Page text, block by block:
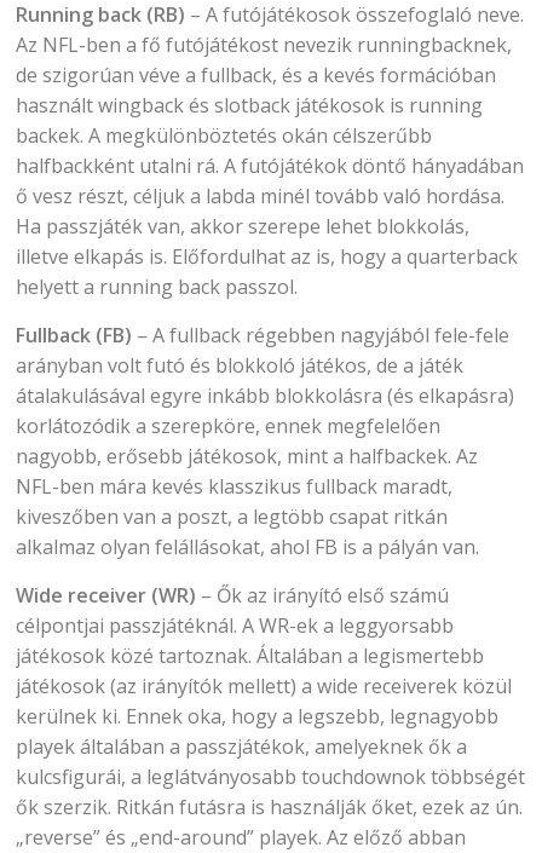
Running back (RB) – A futójátékosok összefoglaló neve.
Az NFL-ben a fő futójátékost nevezik runningbacknek,
de szigorúan véve a fullback, és a kevés formációban
használt wingback és slotback játékosok is running
backek. A megkülönböztetés okán célszerűbb
halfbackként utalni rá. A futójátékok döntő hányadában
ő vesz részt, céljuk a labda minél tovább való hordása.
Ha passzjáték van, akkor szerepe lehet blokkolás,
illetve elkapás is. Előfordulhat az is, hogy a quarterback
helyett a running back passzol.
Fullback (FB) – A fullback régebben nagyjából fele-fele
arányban volt futó és blokkoló játékos, de a játék
átalakulásával egyre inkább blokkolásra (és elkapásra)
korlátozódik a szerepköre, ennek megfelelően
nagyobb, erősebb játékosok, mint a halfbackek. Az
NFL-ben mára kevés klasszikus fullback maradt,
kiveszőben van a poszt, a legtöbb csapat ritkán
alkalmaz olyan felállásokat, ahol FB is a pályán van.
Wide receiver (WR) – Ők az irányító első számú
célpontjai passzjátéknál. A WR-ek a leggyorsabb
játékosok közé tartoznak. Általában a legismertebb
játékosok (az irányítók mellett) a wide receiverek közül
kerülnek ki. Ennek oka, hogy a legszebb, legnagyobb
playek általában a passzjátékok, amelyeknek ők a
kulcsfigurái, a leglátványosabb touchdownok többségét
ők szerzik. Ritkán futásra is használják őket, ezek az ún.
„reverse” és „end-around” playek. Az előző abban